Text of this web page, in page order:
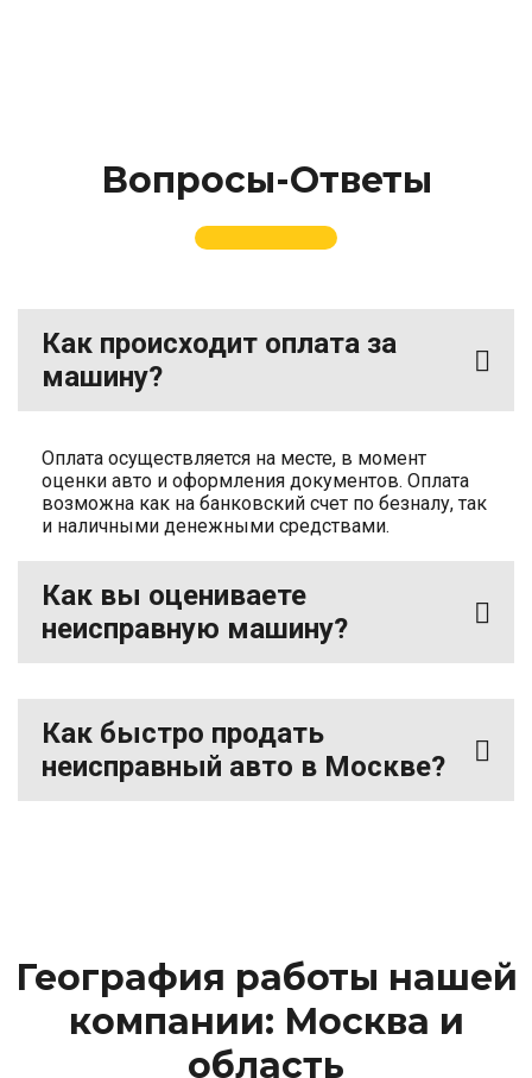
Вопросы-Ответы
Как происходит оплата за
машину?
Оплата осуществляется на месте, в момент
оценки авто и оформления документов. Оплата
возможна как на банковский счет по безналу, так
и наличными денежными средствами.
Как вы оцениваете
неисправную машину?
Как быстро продать
неисправный авто в Москве?
География работы нашей
компании: Москва и
область